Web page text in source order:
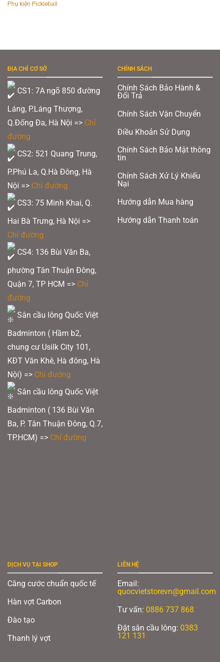
Phụ kiện Pickleball
ĐỊA CHỈ CƠ SỞ
CS1: 7A ngõ 850 đường
Láng, P.Láng Thượng,
Q.Đống Đa, Hà Nội => Chỉ
đường
CS2: 521 Quang Trung,
P.Phú La, Q.Hà Đông, Hà
Nội => Chỉ đường
CS3: 75 Minh Khai, Q.
Hai Bà Trưng, Hà Nội =>
Chỉ đường
CS4: 136 Bùi Văn Ba,
phường Tân Thuận Đông,
Quận 7, TP HCM => Chỉ
đường
Sân cầu lông Quốc Việt
Badminton ( Hầm b2,
chung cư Usilk City 101,
KĐT Văn Khê, Hà đông, Hà
Nội) => Chỉ đường
Sân cầu lông Quốc Việt
Badminton ( 136 Bùi Văn
Ba, P. Tân Thuận Đông, Q.7,
TP.HCM) => Chỉ đường
CHÍNH SÁCH
Chính Sách Bảo Hành &
Đổi Trả
Chính Sách Vận Chuyển
Điều Khoản Sử Dụng
Chính Sách Bảo Mật thông
tin
Chính Sách Xử Lý Khiếu
Nại
Hướng dẫn Mua hàng
Hướng dẫn Thanh toán
DỊCH VỤ TẠI SHOP
Căng cước chuẩn quốc tế
Hàn vợt Carbon
Đào tạo
Thanh lý vợt
LIÊN HỆ
Email:
quocvietstorevn@gmail.com
Tư vấn: 0886 737 868
Đặt sân cầu lông: 0383
121 131